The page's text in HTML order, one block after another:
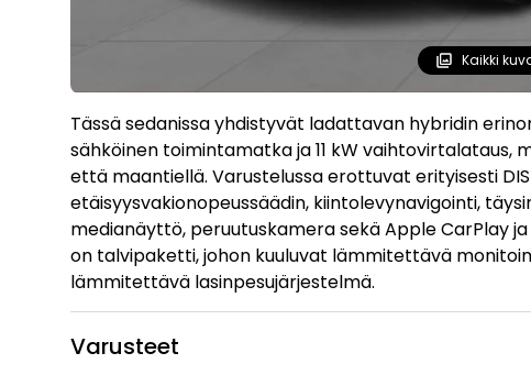
Kaikki
Tässä sedanissa yhdistyvät ladattavan hybridin
sähköinen toimintamatka ja 11 kW vaihtovirtalataus,
että maantiellä. Varustelussa erottuvat erityisesti
etäisyysvakionopeussäädin, kiintolevynavigointi,
medianäyttö, peruutuskamera sekä Apple CarPlay
on talvipaketti, johon kuuluvat lämmitettävä
lämmitettävä lasinpesujärjestelmä.
Varusteet